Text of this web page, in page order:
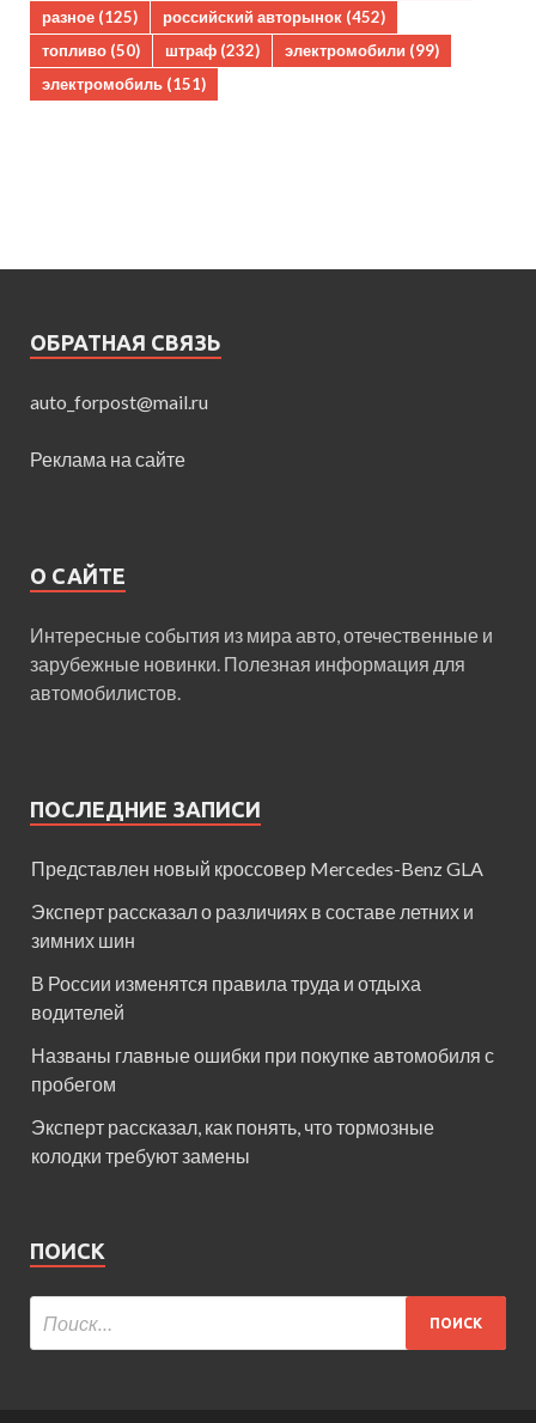
разное (125) российский авторынок (452)
топливо (50) штраф (232) электромобили (99)
электромобиль (151)
ОБРАТНАЯ СВЯЗЬ
auto_forpost@mail.ru
Реклама на сайте
О САЙТЕ
Интересные события из мира авто, отечественные и
зарубежные новинки. Полезная информация для
автомобилистов.
ПОСЛЕДНИЕ ЗАПИСИ
Представлен новый кроссовер Mercedes-Benz GLA
Эксперт рассказал о различиях в составе летних и
зимних шин
В России изменятся правила труда и отдыха
водителей
Названы главные ошибки при покупке автомобиля с
пробегом
Эксперт рассказал, как понять, что тормозные
колодки требуют замены
ПОИСК